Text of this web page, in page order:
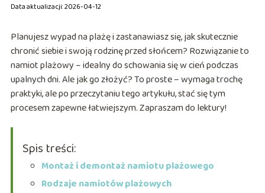
Data aktualizacji: 2026-04-12
Planujesz wypad na plażę i zastanawiasz się, jak skutecznie
chronić siebie i swoją rodzinę przed słońcem? Rozwiązanie to
namiot plażowy – idealny do schowania się w cień podczas
upalnych dni. Ale jak go złożyć? To proste – wymaga trochę
praktyki, ale po przeczytaniu tego artykułu, stać się tym
procesem zapewne łatwiejszym. Zapraszam do lektury!
Spis treści:
Montaż i demontaż namiotu plażowego
Rodzaje namiotów plażowych